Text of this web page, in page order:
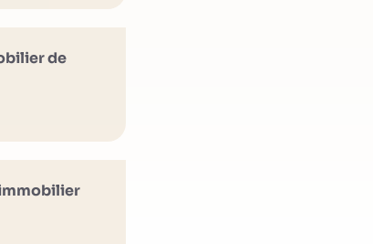
de